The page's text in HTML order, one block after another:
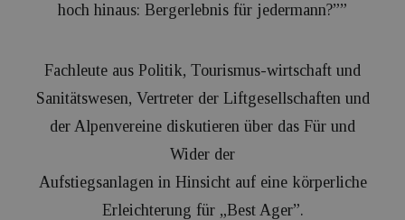
hoch hinaus: Bergerlebnis für jedermann?””
Fachleute aus Politik, Tourismus-wirtschaft und
Sanitätswesen, Vertreter der Liftgesellschaften und
der Alpenvereine diskutieren über das Für und
Wider der
Aufstiegsanlagen in Hinsicht auf eine körperliche
Erleichterung für „Best Ager”.